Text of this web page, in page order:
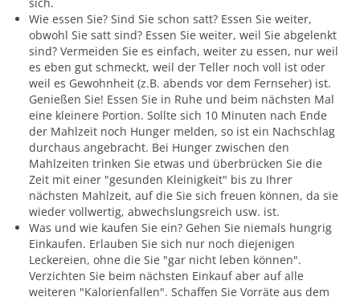
Wie essen Sie? Sind Sie schon satt? Essen Sie weiter,
obwohl Sie satt sind? Essen Sie weiter, weil Sie abgelenkt
sind? Vermeiden Sie es einfach, weiter zu essen, nur weil
es eben gut schmeckt, weil der Teller noch voll ist oder
weil es Gewohnheit (z.B. abends vor dem Fernseher) ist.
Genießen Sie! Essen Sie in Ruhe und beim nächsten Mal
eine kleinere Portion. Sollte sich 10 Minuten nach Ende
der Mahlzeit noch Hunger melden, so ist ein Nachschlag
durchaus angebracht. Bei Hunger zwischen den
Mahlzeiten trinken Sie etwas und überbrücken Sie die
Zeit mit einer "gesunden Kleinigkeit" bis zu Ihrer
nächsten Mahlzeit, auf die Sie sich freuen können, da sie
wieder vollwertig, abwechslungsreich usw. ist.
Was und wie kaufen Sie ein? Gehen Sie niemals hungrig
Einkaufen. Erlauben Sie sich nur noch diejenigen
Leckereien, ohne die Sie "gar nicht leben können".
Verzichten Sie beim nächsten Einkauf aber auf alle
weiteren "Kalorienfallen". Schaffen Sie Vorräte aus dem